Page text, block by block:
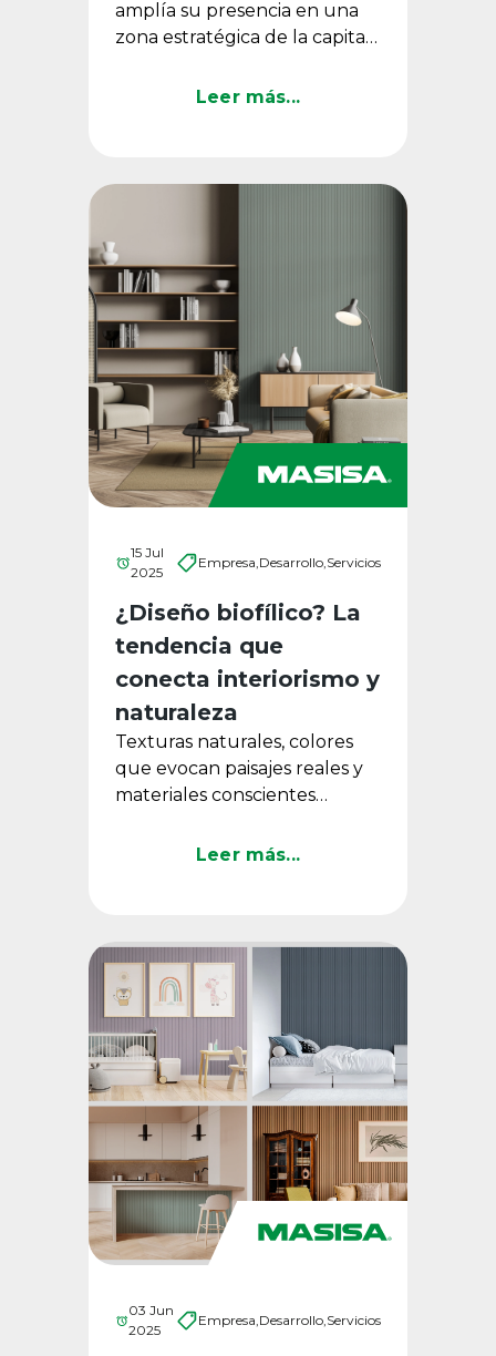
amplía su presencia en una
zona estratégica de la capital
tecnología de alto nivel, ...
Leer más...
15 Jul
2025
Empresa,Desarrollo,Servicios
¿Diseño biofílico? La
tendencia que
conecta interiorismo y
naturaleza
Texturas naturales, colores
que evocan paisajes reales y
materiales conscientes
llegó para quedarse.
Leer más...
03 Jun
2025
Empresa,Desarrollo,Servicios